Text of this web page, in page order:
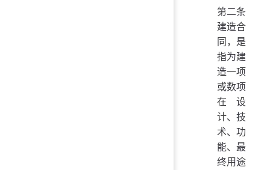
第二条
建造合
同，是
指为建
造一项
或数项
在设
计、技
术、功
能、最
终用途